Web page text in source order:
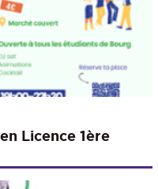
Licence 1ère